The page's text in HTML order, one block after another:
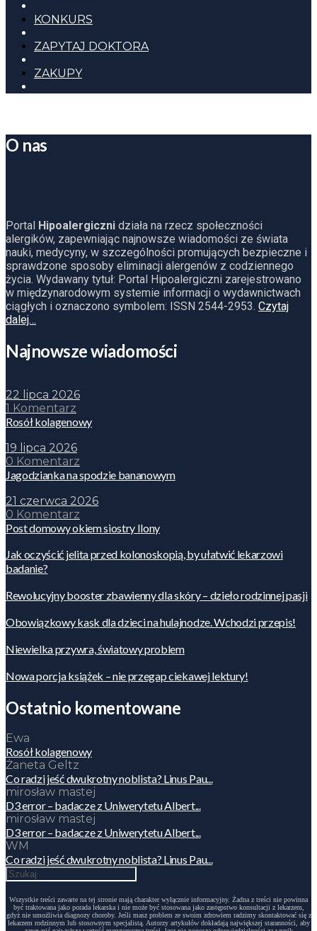
KONKURS
ZAPYTAJ DOKTORA
ZAKUPY
O nas
Portal Hipoalergiczni działa na rzecz społeczności
alergików, zapewniając najnowsze wiadomości ze świata
nauki, medycyny, w szczególności promujących bezpieczne i
sprawdzone sposoby eliminacji alergenów z codziennego
życia. Wydawany tytuł: Portal Hipoalergiczni zarejestrowano
w międzynarodowym systemie informacji o wydawnictwach
ciągłych i oznaczono symbolem: ISSN 2544-2953. Czytaj
dalej…
Najnowsze wiadomości
22 lipca 2026
1 Komentarz
Rosół kolagenowy
19 lipca 2026
0 Komentarz
Jagodzianka na spodzie bananowym
21 czerwca 2026
0 Komentarz
Post domowy okiem siostry Ilony
Jak oczyścić jelita przed kolonoskopią, by ułatwić lekarzowi
badanie?
Rewolucyjny booster zbawienny dla skóry – dzieło rodzinnej pasji
Obowiązkowy kask dla dzieci na hulajnodze. Wchodzi przepis!
Niewielka przywra, światowy problem
Nowa porcja książek – nie przegap ciekawej lektury!
Ostatnio komentowane
Ewa
Rosół kolagenowy
Żaneta Geltz
Co radzi jeść dwukrotny noblista? Linus Pau...
mirosław mastej
D3 error – badacze z Uniwerytetu Albert...
mirosław mastej
D3 error – badacze z Uniwerytetu Albert...
WM
Co radzi jeść dwukrotny noblista? Linus Pau...
Wszystkie treści zawarte na tej stronie mają charakter wyłącznie informacyjny. Żadna z treści nie powinna
być traktowana jako porada lekarska i nie może być stosowana jako zastępstwo konsultacji z lekarzem,
gdyż nie umożliwia diagnozy choroby. Jeśli masz problem ze swoim zdrowiem radzimy skontaktować się z
lekarzem rodzinnym lub stosownym specjalistą. Autorzy artykułów dokładają największej staranności, aby